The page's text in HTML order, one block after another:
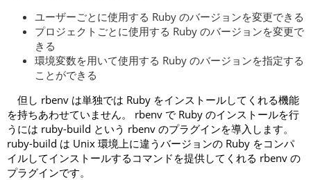
ユーザーごとに使用する Ruby のバージョンを変更できる
プロジェクトごとに使用する Ruby のバージョンを変更で
きる
環境変数を用いて使用する Ruby のバージョンを指定する
ことができる
但し rbenv は単独では Ruby をインストールしてくれる機能
を持ちあわせていません。 rbenv で Ruby のインストールを行
うには ruby-build という rbenv のプラグインを導入します。
ruby-build は Unix 環境上に違うバージョンの Ruby をコンパ
イルしてインストールするコマンドを提供してくれる rbenv の
プラグインです。